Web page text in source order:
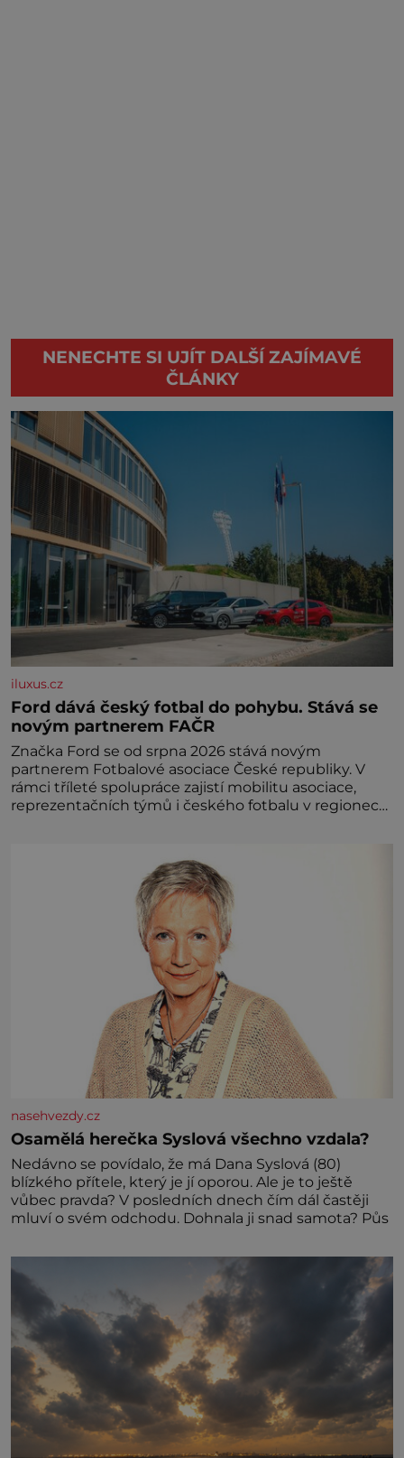
NENECHTE SI UJÍT DALŠÍ ZAJÍMAVÉ
ČLÁNKY
iluxus.cz
Ford dává český fotbal do pohybu. Stává se
novým partnerem FAČR
Značka Ford se od srpna 2026 stává novým
partnerem Fotbalové asociace České republiky. V
rámci tříleté spolupráce zajistí mobilitu asociace,
reprezentačních týmů i českého fotbalu v regionech.
nasehvezdy.cz
Osamělá herečka Syslová všechno vzdala?
Nedávno se povídalo, že má Dana Syslová (80)
blízkého přítele, který je jí oporou. Ale je to ještě
vůbec pravda? V posledních dnech čím dál častěji
mluví o svém odchodu. Dohnala ji snad samota? Půs